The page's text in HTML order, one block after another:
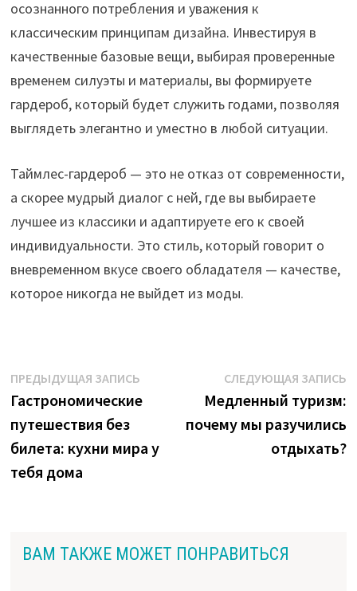
осознанного потребления и уважения к
классическим принципам дизайна. Инвестируя в
качественные базовые вещи, выбирая проверенные
временем силуэты и материалы, вы формируете
гардероб, который будет служить годами, позволяя
выглядеть элегантно и уместно в любой ситуации.
Таймлес-гардероб — это не отказ от современности,
а скорее мудрый диалог с ней, где вы выбираете
лучшее из классики и адаптируете его к своей
индивидуальности. Это стиль, который говорит о
вневременном вкусе своего обладателя — качестве,
которое никогда не выйдет из моды.
Навигация
по
записям
ПРЕДЫДУЩАЯ ЗАПИСЬПредыдущая
запись:
Гастрономические
путешествия без
билета: кухни мира у
тебя дома
СЛЕДУЮЩАЯ ЗАПИСЬ
Медленный туризм:
почему мы разучились
отдыхать?
ВАМ ТАКЖЕ МОЖЕТ ПОНРАВИТЬСЯ